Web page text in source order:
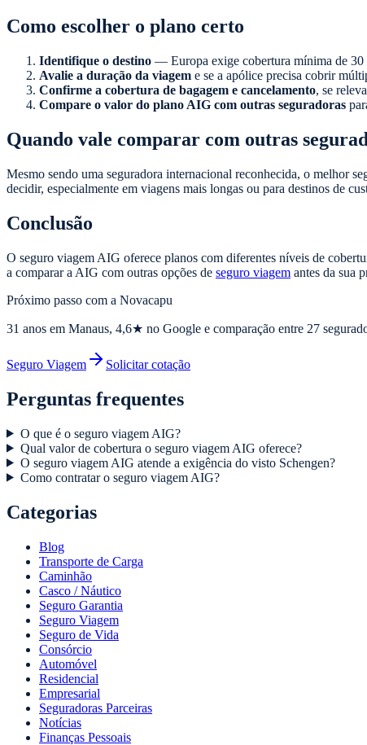
Como escolher o plano certo
Identifique o destino — Europa exige cobertura mínima de 30
Avalie a duração da viagem e se a apólice precisa cobrir
Confirme a cobertura de bagagem e cancelamento, se
Compare o valor do plano AIG com outras seguradoras
Quando vale comparar com outras
Mesmo sendo uma seguradora internacional reconhecida, o melhor
decidir, especialmente em viagens mais longas ou para destinos de
Conclusão
O seguro viagem AIG oferece planos com diferentes níveis de
a comparar a AIG com outras opções de seguro viagem antes da sua
Próximo passo com a Novacapu
31 anos em Manaus, 4,6★ no Google e comparação entre 27
Seguro Viagem Solicitar cotação
Perguntas frequentes
O que é o seguro viagem AIG?
Qual valor de cobertura o seguro viagem AIG oferece?
O seguro viagem AIG atende a exigência do visto Schengen?
Como contratar o seguro viagem AIG?
Categorias
Blog
Transporte de Carga
Caminhão
Casco / Náutico
Seguro Garantia
Seguro Viagem
Seguro de Vida
Consórcio
Automóvel
Residencial
Empresarial
Seguradoras Parceiras
Notícias
Finanças Pessoais